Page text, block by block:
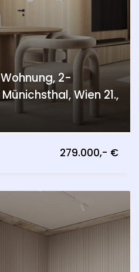
2-
Wien 21.,
279.000,- €